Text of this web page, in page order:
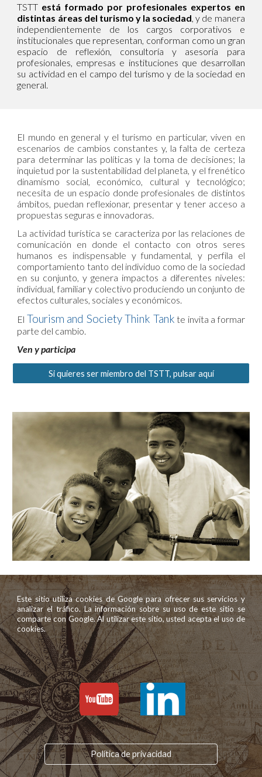
TSTT está formado por profesionales expertos en
distintas áreas del turismo y la sociedad, y de manera
independientemente de los cargos corporativos e
institucionales que representan, conforman como un gran
espacio de reflexión, consultoría y asesoría para
profesionales, empresas e instituciones que desarrollan
su actividad en el campo del turismo y de la sociedad en
general.
El mundo en general y el turismo en particular, viven en
escenarios de cambios constantes y, la falta de certeza
para determinar las políticas y la toma de decisiones; la
inquietud por la sustentabilidad del planeta, y el frenético
dinamismo social, económico, cultural y tecnológico;
necesita de un espacio donde profesionales de distintos
ámbitos, puedan reflexionar, presentar y tener acceso a
propuestas seguras e innovadoras.
La actividad turística se caracteriza por las relaciones de
comunicación en donde el contacto con otros seres
humanos es indispensable y fundamental, y perfila el
comportamiento tanto del individuo como de la sociedad
en su conjunto, y genera impactos a diferentes niveles:
individual, familiar y colectivo produciendo un conjunto de
efectos culturales, sociales y económicos.
El Tourism and Society Think Tank te invita a formar
parte del cambio.
Ven y participa
Si quieres ser miembro del TSTT, pulsar aquí
Este sitio utiliza cookies de Google para ofrecer sus servicios y
analizar el tráfico. La información sobre su uso de este sitio se
comparte con Google. Al utilizar este sitio, usted acepta el uso de
cookies.
Política de privacidad